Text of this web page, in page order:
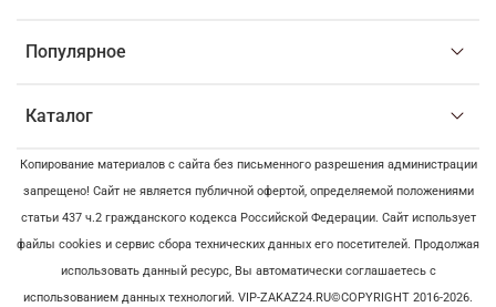
Популярное
Каталог
Копирование материалов с сайта без письменного разрешения администрации
запрещено! Сайт не является публичной офертой, определяемой положениями
статьи 437 ч.2 гражданского кодекса Российской Федерации. Сайт использует
файлы cookies и сервис сбора технических данных его посетителей. Продолжая
использовать данный ресурс, Вы автоматически соглашаетесь с
использованием данных технологий. VIP-ZAKAZ24.RU©COPYRIGHT 2016-2026.